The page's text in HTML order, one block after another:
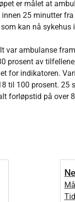
er målet at
25 minutter
kan nå sykehus
var ambulanse
prosent av
for indikatoren.
til 100 prosent. 25
forløpstid på over